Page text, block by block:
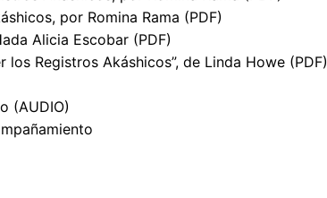
por Romina Rama (PDF)
Alicia Escobar (PDF)
los Registros Akáshicos”, de Linda Howe (PDF)
(AUDIO)